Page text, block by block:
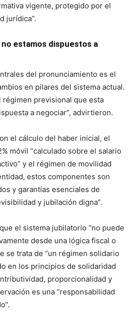
vigente, protegido por el
jurídica”.
estamos dispuestos a
del pronunciamiento es el
en pilares del sistema actual.
régimen previsional que esta
a negociar”, advirtieron.
el cálculo del haber inicial, el
móvil “calculado sobre el salario
y el régimen de movilidad
estos componentes son
y garantías esenciales de
y jubilación digna”.
el sistema jubilatorio “no puede
desde una lógica fiscal o
se trata de “un régimen solidario
en los principios de solidaridad
proporcionalidad y
es una “responsabilidad